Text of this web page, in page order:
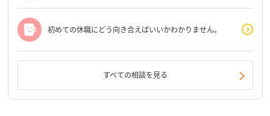
初めての休職にどう向き合えばいいかわかりません。
すべての相談を見る